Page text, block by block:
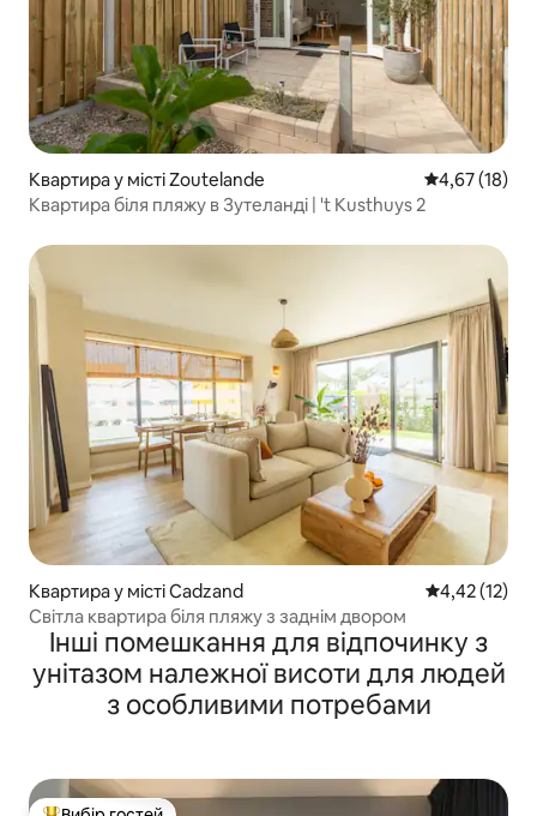
Квартира у місті Zoutelande Середня
4,67 (18)
Квартира біля пляжу в Зутеланді | 't Kusthuys 2
Квартира у місті Cadzand Середня
4,42 (12)
Світла квартира біля пляжу з заднім двором
Інші помешкання для відпочинку з
унітазом належної висоти для людей
з особливими потребами